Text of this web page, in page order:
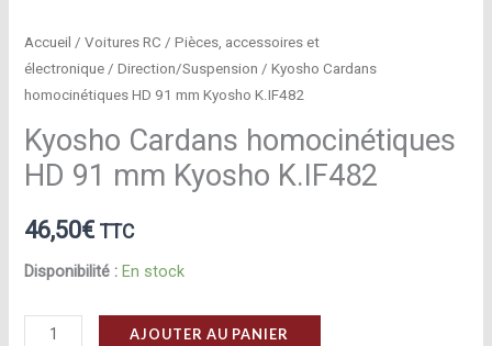
Accueil /Voitures RC /Pièces, accessoires et
électronique /Direction/Suspension / Kyosho Cardans
homocinétiques HD 91 mm Kyosho K.IF482
Kyosho Cardans homocinétiques
HD 91 mm Kyosho K.IF482
46,50€ TTC
Disponibilité : En stock
quantité
AJOUTER AU PANIER